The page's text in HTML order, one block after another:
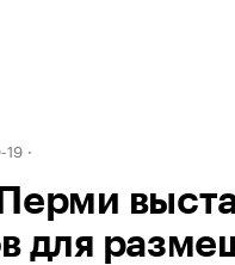
19
для